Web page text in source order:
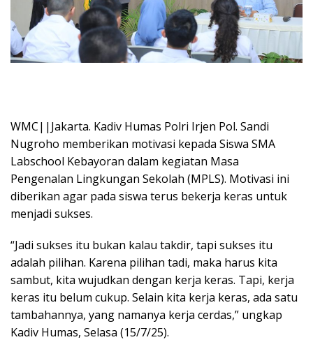
WMC||Jakarta. Kadiv Humas Polri Irjen Pol. Sandi
Nugroho memberikan motivasi kepada Siswa SMA
Labschool Kebayoran dalam kegiatan Masa
Pengenalan Lingkungan Sekolah (MPLS). Motivasi ini
diberikan agar pada siswa terus bekerja keras untuk
menjadi sukses.
“Jadi sukses itu bukan kalau takdir, tapi sukses itu
adalah pilihan. Karena pilihan tadi, maka harus kita
sambut, kita wujudkan dengan kerja keras. Tapi, kerja
keras itu belum cukup. Selain kita kerja keras, ada satu
tambahannya, yang namanya kerja cerdas,” ungkap
Kadiv Humas, Selasa (15/7/25).